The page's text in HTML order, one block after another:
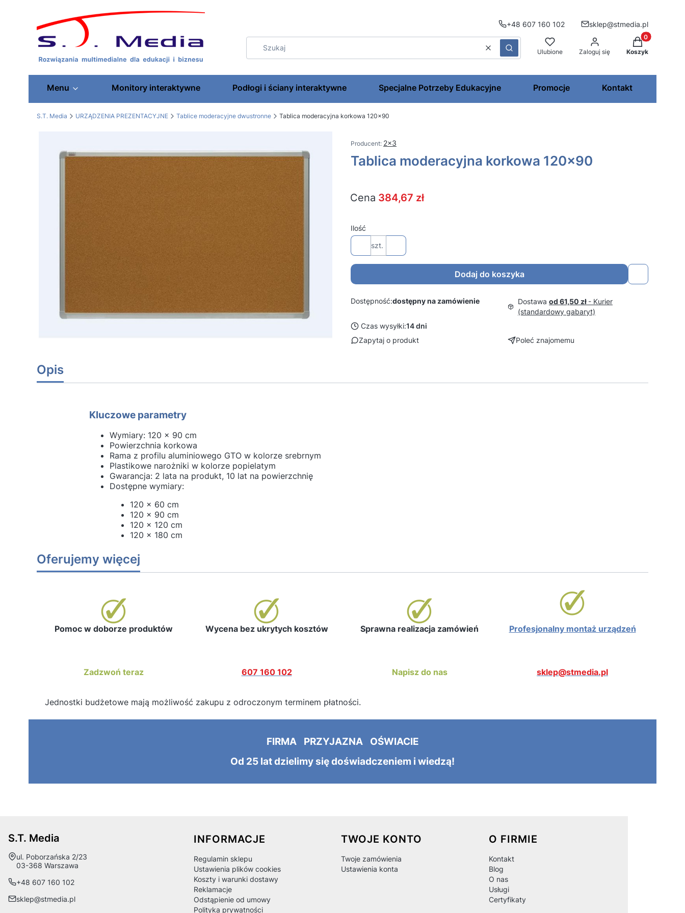
+48 607 160 102 sklep@stmedia.pl
WyczyśćSzukaj Ulubione Zaloguj się
Produkty w
Koszyk
Menu Monitory interaktywne Podłogi i ściany interaktywne Specjalne Potrzeby Edukacyjne Promocje Kontakt
S.T. Media URZĄDZENIA PREZENTACYJNE Tablice moderacyjne dwustronne Tablica moderacyjna korkowa 120x90
2x3
Tablica moderacyjna korkowa 120x90
Cena 384,67 zł
Ilość
szt.
Dodaj do koszyka
Dostępność:dostępny na zamówienie Dostawa od 61,50 zł - Kurier
(standardowy gabaryt)
Czas wysyłki:14 dni
Zapytaj o produkt
Poleć znajomemu
Opis
Kluczowe parametry
Wymiary: 120 x 90 cm
Powierzchnia korkowa
Rama z profilu aluminiowego GTO w kolorze srebrnym
Plastikowe narożniki w kolorze popielatym
Gwarancja: 2 lata na produkt, 10 lat na powierzchnię
Dostępne wymiary:
120 x 60 cm
120 x 90 cm
120 x 120 cm
120 x 180 cm
Oferujemy więcej
Pomoc w doborze produktów Wycena bez ukrytych kosztów Sprawna realizacja zamówień Profesjonalny montaż urządzeń
Zadzwoń teraz 607 160 102 Napisz do nas sklep@stmedia.pl
Jednostki budżetowe mają możliwość zakupu z odroczonym terminem płatności.
FIRMA PRZYJAZNA OŚWIACIE
Od 25 lat dzielimy się doświadczeniem i wiedzą!
S.T. Media
Adres:
ul. Poborzańska 2/23
03-368 Warszawa
+48 607 160 102
sklep@stmedia.pl
Linki w stopce
INFORMACJE
Regulamin sklepu
Ustawienia plików cookies
Koszty i warunki dostawy
Reklamacje
Odstąpienie od umowy
Polityka prywatności
TWOJE KONTO
Twoje zamówienia
Ustawienia konta
O FIRMIE
Kontakt
Blog
O nas
Usługi
Certyfikaty